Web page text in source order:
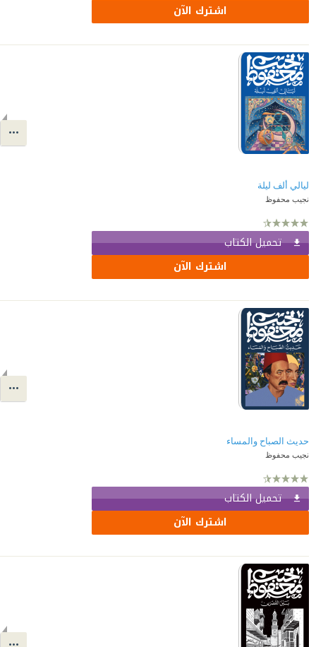
اشترك الآن
ليالي ألف ليلة
نجيب محفوظ
تحميل الكتاب
اشترك الآن
حديث الصباح والمساء
نجيب محفوظ
تحميل الكتاب
اشترك الآن